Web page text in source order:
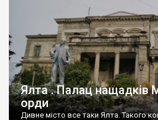
Ялта . Палац нащадків
орди
Дивне місто все таки Ялта. Такого